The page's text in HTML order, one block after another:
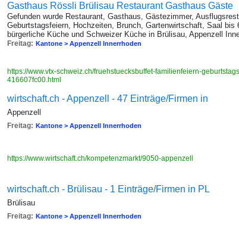
Gasthaus Rössli Brülisau Restaurant Gasthaus Gäste
Gefunden wurde Restaurant, Gasthaus, Gästezimmer,
Geburtstagsfeiern, Hochzeiten, Brunch, Gartenwirtschaft, Saal bis
bürgerliche Küche und Schweizer Küche in Brülisau, Appenzell
Freitag: Kantone > Appenzell Innerrhoden
https://www.vtx-schweiz.ch/fruehstuecksbuffet-familienfeiern-
416607fc00.html
wirtschaft.ch - Appenzell - 47 Einträge/Firmen in
Appenzell
Freitag: Kantone > Appenzell Innerrhoden
https://www.wirtschaft.ch/kompetenzmarkt/9050-appenzell
wirtschaft.ch - Brülisau - 1 Einträge/Firmen in PL
Brülisau
Freitag: Kantone > Appenzell Innerrhoden